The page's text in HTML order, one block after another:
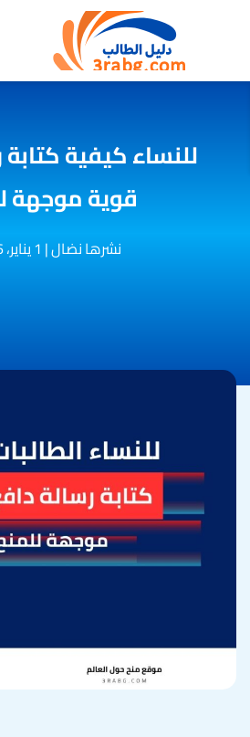
للنساء كيفية
قوية موجهة
نشرها نضال| 1 يناير، 2026